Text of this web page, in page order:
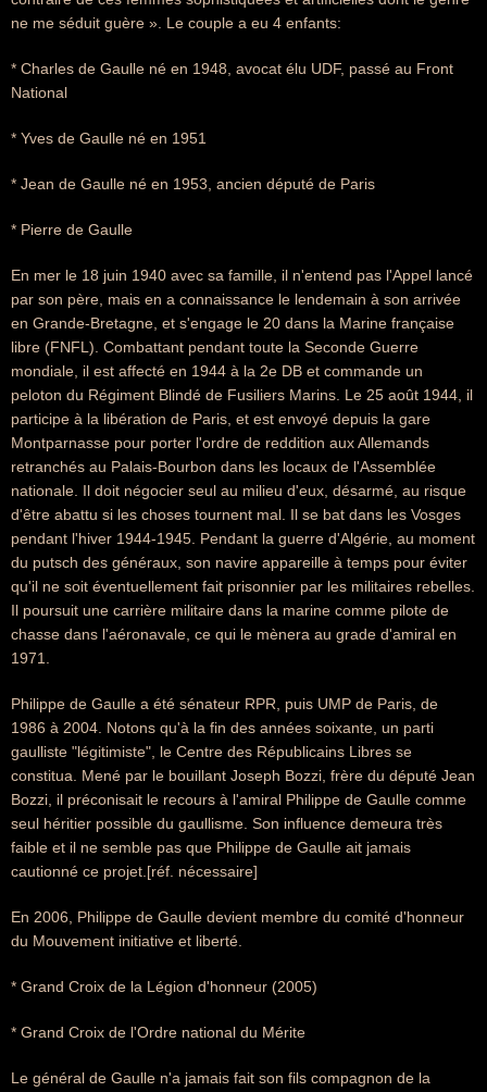
ne me séduit guère ». Le couple a eu 4 enfants:
* Charles de Gaulle né en 1948, avocat élu UDF, passé au Front
National
* Yves de Gaulle né en 1951
* Jean de Gaulle né en 1953, ancien député de Paris
* Pierre de Gaulle
En mer le 18 juin 1940 avec sa famille, il n'entend pas l'Appel lancé
par son père, mais en a connaissance le lendemain à son arrivée
en Grande-Bretagne, et s'engage le 20 dans la Marine française
libre (FNFL). Combattant pendant toute la Seconde Guerre
mondiale, il est affecté en 1944 à la 2e DB et commande un
peloton du Régiment Blindé de Fusiliers Marins. Le 25 août 1944, il
participe à la libération de Paris, et est envoyé depuis la gare
Montparnasse pour porter l'ordre de reddition aux Allemands
retranchés au Palais-Bourbon dans les locaux de l'Assemblée
nationale. Il doit négocier seul au milieu d'eux, désarmé, au risque
d'être abattu si les choses tournent mal. Il se bat dans les Vosges
pendant l'hiver 1944-1945. Pendant la guerre d'Algérie, au moment
du putsch des généraux, son navire appareille à temps pour éviter
qu'il ne soit éventuellement fait prisonnier par les militaires rebelles.
Il poursuit une carrière militaire dans la marine comme pilote de
chasse dans l'aéronavale, ce qui le mènera au grade d'amiral en
1971.
Philippe de Gaulle a été sénateur RPR, puis UMP de Paris, de
1986 à 2004. Notons qu'à la fin des années soixante, un parti
gaulliste "légitimiste", le Centre des Républicains Libres se
constitua. Mené par le bouillant Joseph Bozzi, frère du député Jean
Bozzi, il préconisait le recours à l'amiral Philippe de Gaulle comme
seul héritier possible du gaullisme. Son influence demeura très
faible et il ne semble pas que Philippe de Gaulle ait jamais
cautionné ce projet.[réf. nécessaire]
En 2006, Philippe de Gaulle devient membre du comité d'honneur
du Mouvement initiative et liberté.
* Grand Croix de la Légion d'honneur (2005)
* Grand Croix de l'Ordre national du Mérite
Le général de Gaulle n'a jamais fait son fils compagnon de la